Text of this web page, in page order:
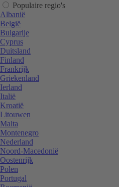
Populaire regio's
Albanië
België
Bulgarije
Cyprus
Duitsland
Finland
Frankrijk
Griekenland
Ierland
Italië
Kroatië
Litouwen
Malta
Montenegro
Nederland
Noord-Macedonië
Oostenrijk
Polen
Portugal